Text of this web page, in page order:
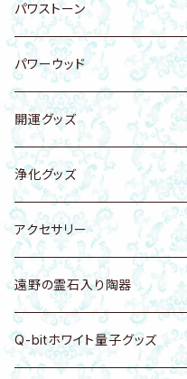
パワストーン
原石
ブレスレット
キーホルダー・バッグチャーム
浄化トレー
シートタイプ
ピアス・イヤリング・イヤーカフ
パワーウッド
ブレスレット
キーホルダー・ストラップ
置物
浄化グッズ
開運グッズ
エナジープレート
キーホルダー・バッグチャーム
ブレスレット
ピアス・イヤリング
浄化グッズ
天然石
ホワイトセージ
パロサント
アクセサリー
アクセサリーホルダー
ピアス・イヤリング・イヤーカフ
遠野の霊石入り陶器
食器・浄化皿
Q-bitホワイト量子グッズ